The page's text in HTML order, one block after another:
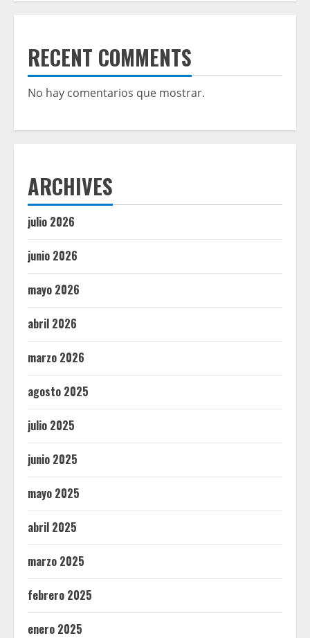
RECENT COMMENTS
No hay comentarios que mostrar.
ARCHIVES
julio 2026
junio 2026
mayo 2026
abril 2026
marzo 2026
agosto 2025
julio 2025
junio 2025
mayo 2025
abril 2025
marzo 2025
febrero 2025
enero 2025